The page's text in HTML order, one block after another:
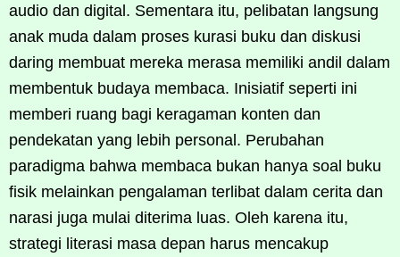
audio dan digital. Sementara itu, pelibatan langsung
anak muda dalam proses kurasi buku dan diskusi
daring membuat mereka merasa memiliki andil dalam
membentuk budaya membaca. Inisiatif seperti ini
memberi ruang bagi keragaman konten dan
pendekatan yang lebih personal. Perubahan
paradigma bahwa membaca bukan hanya soal buku
fisik melainkan pengalaman terlibat dalam cerita dan
narasi juga mulai diterima luas. Oleh karena itu,
strategi literasi masa depan harus mencakup